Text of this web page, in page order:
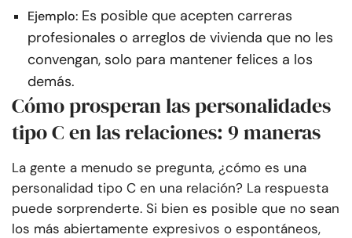
Ejemplo: Es posible que acepten carreras
profesionales o arreglos de vivienda que no les
convengan, solo para mantener felices a los
demás.
Cómo prosperan las personalidades
tipo C en las relaciones: 9 maneras
La gente a menudo se pregunta, ¿cómo es una
personalidad tipo C en una relación? La respuesta
puede sorprenderte. Si bien es posible que no sean
los más abiertamente expresivos o espontáneos,